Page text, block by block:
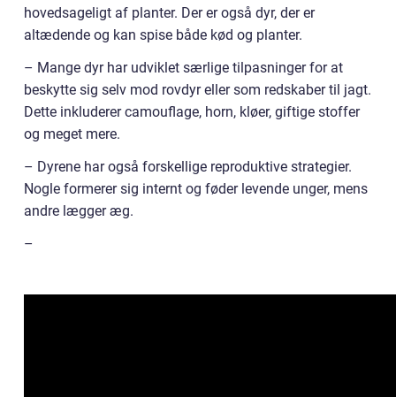
hovedsageligt af planter. Der er også dyr, der er
altædende og kan spise både kød og planter.
– Mange dyr har udviklet særlige tilpasninger for at
beskytte sig selv mod rovdyr eller som redskaber til jagt.
Dette inkluderer camouflage, horn, kløer, giftige stoffer
og meget mere.
– Dyrene har også forskellige reproduktive strategier.
Nogle formerer sig internt og føder levende unger, mens
andre lægger æg.
–